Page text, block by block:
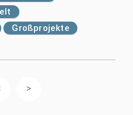
Großprojekte